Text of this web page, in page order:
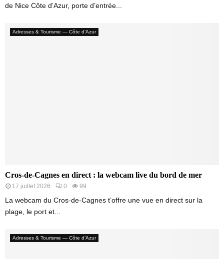
de Nice Côte d’Azur, porte d’entrée...
Adresses & Tourisme — Côte d’Azur
Cros-de-Cagnes en direct : la webcam live du bord de mer
17 juillet 2026 0 99
La webcam du Cros-de-Cagnes t’offre une vue en direct sur la
plage, le port et...
Adresses & Tourisme — Côte d’Azur